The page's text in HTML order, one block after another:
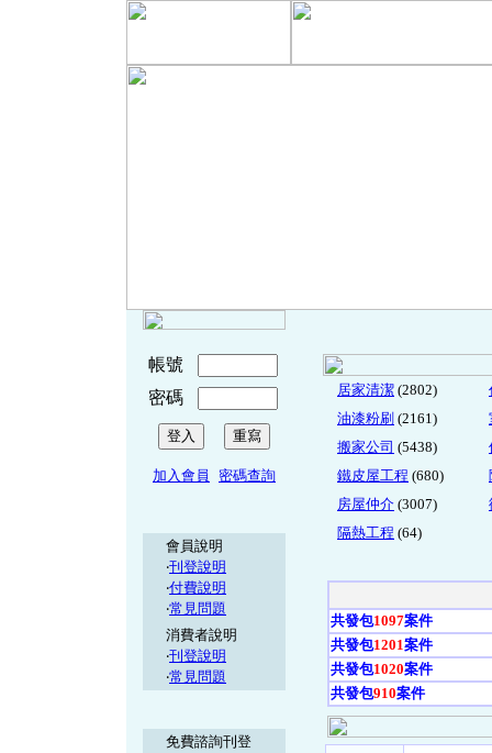
帳號
密碼
加入會員 密碼查詢
會員說明
‧刊登說明
‧付費說明
‧常見問題
消費者說明
‧刊登說明
‧常見問題
免費諮詢刊登
居家清潔 (2802)
油漆粉刷 (2161)
搬家公司 (5438)
鐵皮屋工程 (680)
房屋仲介 (3007)
隔熱工程 (64)
共發包1097案件
共發包1201案件
共發包1020案件
共發包910案件